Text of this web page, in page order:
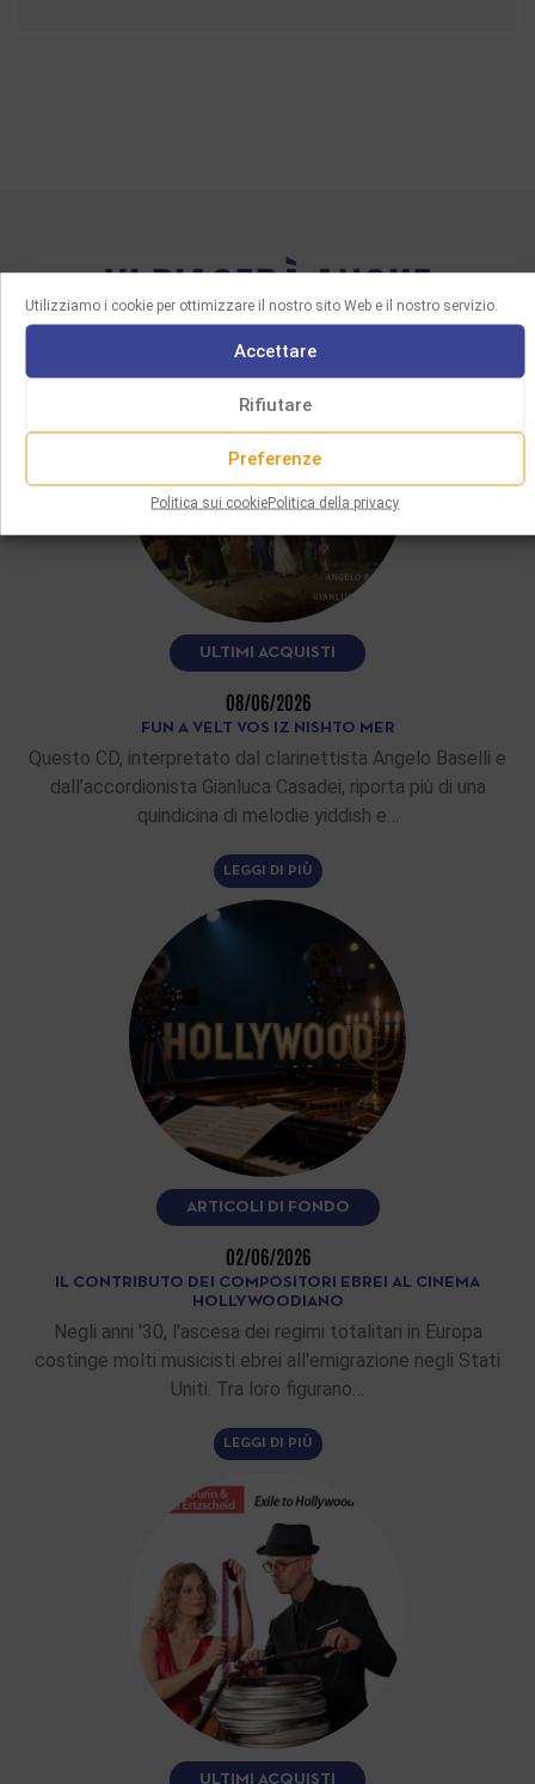
Utilizziamo i cookie per ottimizzare il nostro sito Web e il nostro servizio.
Accettare
Rifiutare
Preferenze
Politica sui cookiePolitica della privacy
VI PIACERÀ ANCHE
ULTIMI ACQUISTI
08/06/2026
FUN A VELT VOS IZ NISHTO MER
Questo CD, interpretato dal clarinettista Angelo Baselli e
dall’accordionista Gianluca Casadei, riporta più di una
quindicina di melodie yiddish e…
LEGGI DI PIÙ
ARTICOLI DI FONDO
02/06/2026
IL CONTRIBUTO DEI COMPOSITORI EBREI AL CINEMA
HOLLYWOODIANO
Negli anni '30, l'ascesa dei regimi totalitari in Europa
costinge molti musicisti ebrei all'emigrazione negli Stati
Uniti. Tra loro figurano…
LEGGI DI PIÙ
ULTIMI ACQUISTI